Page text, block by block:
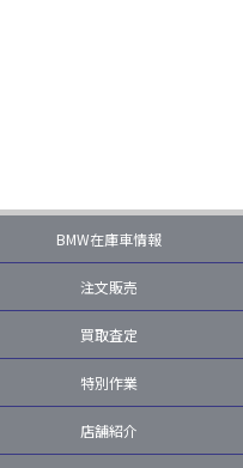
BMW在庫車情報
注文販売
買取査定
特別作業
店舗紹介